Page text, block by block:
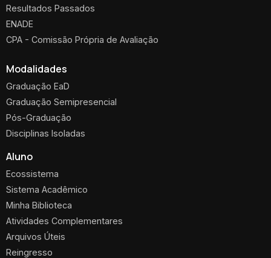
Resultados Passados
ENADE
CPA - Comissão Própria de Avaliação
Modalidades
Graduação EaD
Graduação Semipresencial
Pós-Graduação
Disciplinas Isoladas
Aluno
Ecossistema
Sistema Acadêmico
Minha Biblioteca
Atividades Complementares
Arquivos Úteis
Reingresso